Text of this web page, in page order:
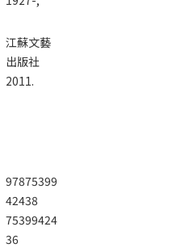
江蘇文藝
出版社
2011.
97875399
42438
75399424
36